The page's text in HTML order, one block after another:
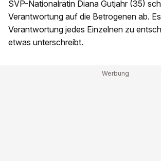
SVP-Nationalrätin Diana Gutjahr (35)
Verantwortung auf die Betrogenen ab.
Verantwortung jedes Einzelnen zu
etwas unterschreibt.